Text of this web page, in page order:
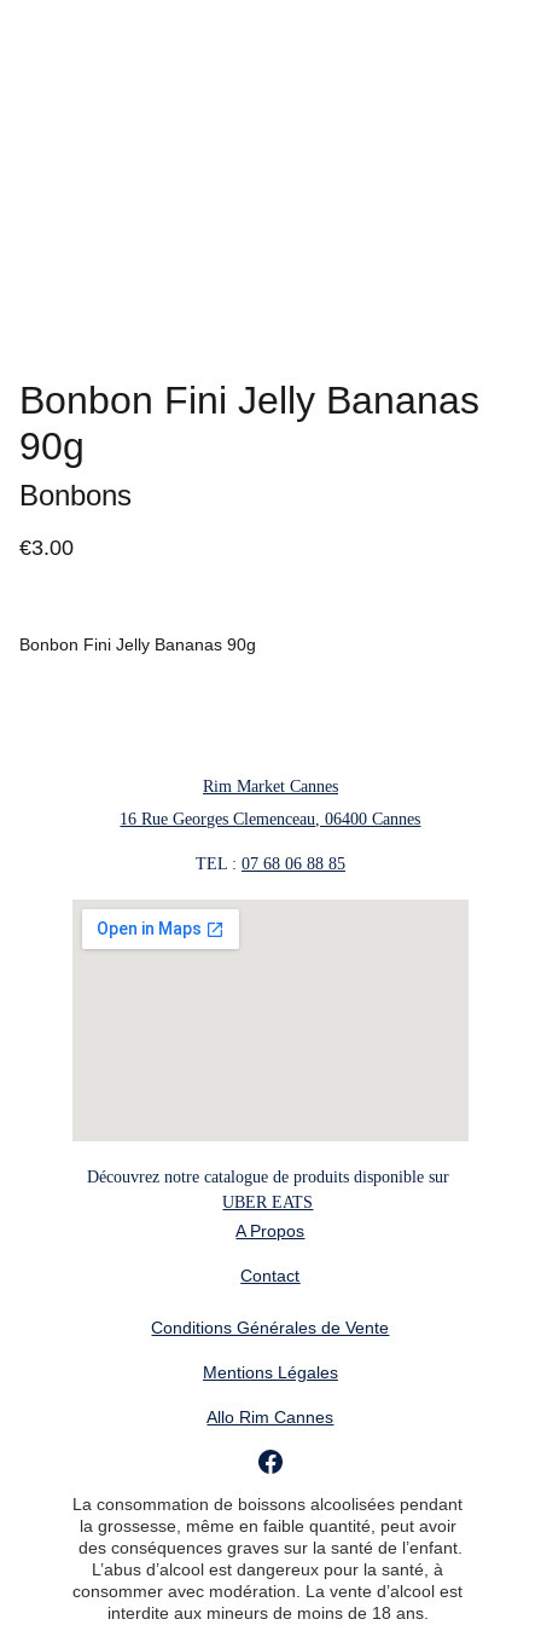
Bonbon Fini Jelly Bananas
90g
Bonbons
€3.00
Bonbon Fini Jelly Bananas 90g
Contact
A Propos
La consommation de boissons alcoolisées pendant
la grossesse, même en faible quantité, peut avoir
des conséquences graves sur la santé de l’enfant.
L’abus d’alcool est dangereux pour la santé, à
consommer avec modération. La vente d’alcool est
interdite aux mineurs de moins de 18 ans.
Conditions Générales de Vente
Mentions Légales
Allo Rim Cannes
Découvrez notre catalogue de produits disponible sur
UBER EATS
Rim Market Cannes
16 Rue Georges Clemenceau, 06400 Cannes
TEL : 07 68 06 88 85